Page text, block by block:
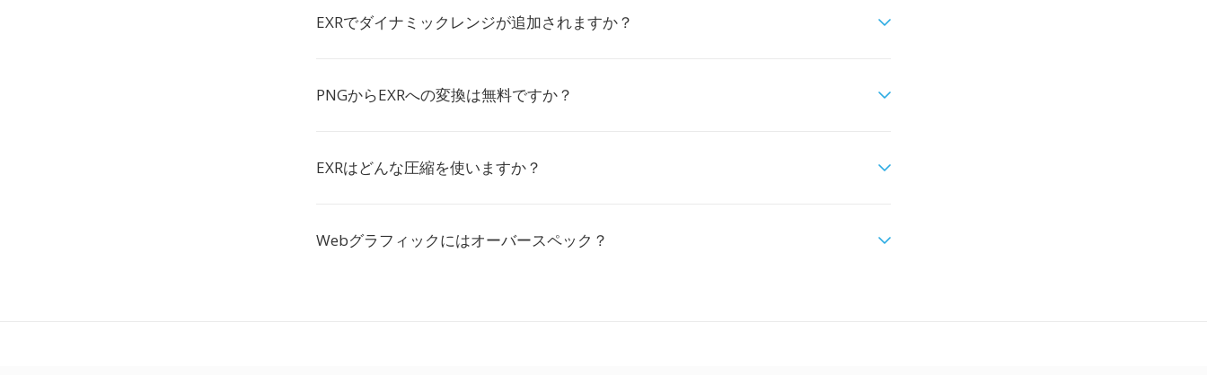
EXRでダイナミックレンジが追加されますか？
PNGからEXRへの変換は無料ですか？
EXRはどんな圧縮を使いますか？
Webグラフィックにはオーバースペック？